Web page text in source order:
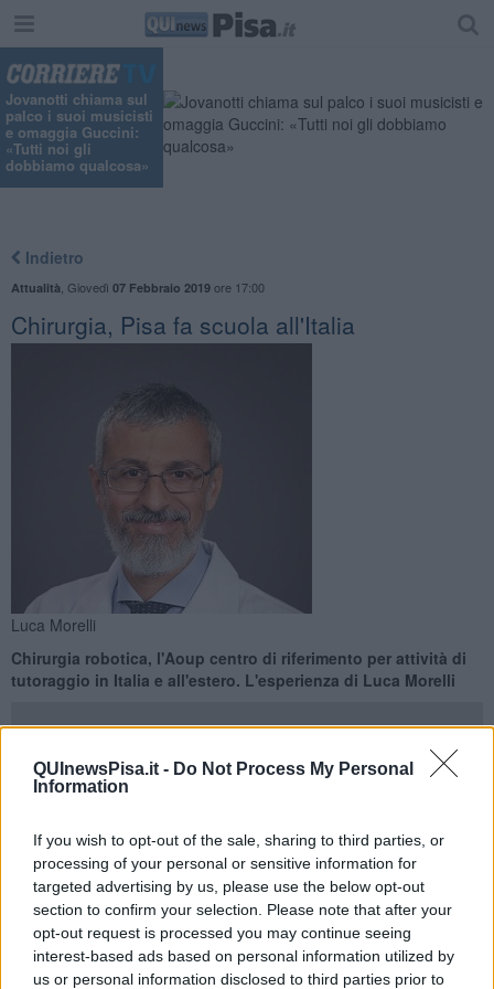
QUInewsPisa.it - Do Not Process My Personal
Information
If you wish to opt-out of the sale, sharing to third parties, or
processing of your personal or sensitive information for
targeted advertising by us, please use the below opt-out
section to confirm your selection. Please note that after your
opt-out request is processed you may continue seeing
interest-based ads based on personal information utilized by
us or personal information disclosed to third parties prior to
Jovanotti chiama sul
palco i suoi musicisti
e omaggia Guccini:
«Tutti noi gli
dobbiamo qualcosa»
Indietro
Attualità Giovedì 07 Febbraio 2019ore 17:00
Chirurgia, Pisa fa scuola all'Italia
Luca Morelli
Chirurgia robotica, l'Aoup centro di riferimento per attività di
tutoraggio in Italia e all'estero. L'esperienza di Luca Morelli
dell’Aoup diretto dalla professoressaFranca Melficontinua ad
essere di riferimento per numerose specialità, sia a livello nazionale
sia internazionale, con i chirurghi delle varie discipline coinvolti in
attività di tutoraggio in altri centri che utilizzano l’ultima versione del
sistema robotico Da Vinci Xi.
Pisa è infatti centro internazionale dicase observationeproctoring